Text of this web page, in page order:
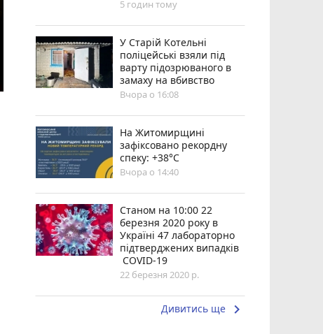
5 годин тому
У Старій Котельні
поліцейські взяли під
варту підозрюваного в
замаху на вбивство
Вчора о 16:08
Н️а Житомирщині
зафіксовано рекордну
спеку: +38°C
Вчора о 14:40
Станом на 10:00 22
березня 2020 року в
Україні 47 лабораторно
підтверджених випадків
COVID-19
22 березня 2020 р.
Дивитись ще keyboard_arrow_right